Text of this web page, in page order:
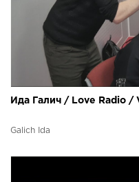
Ида Галич / Love Radio /
Galich Ida